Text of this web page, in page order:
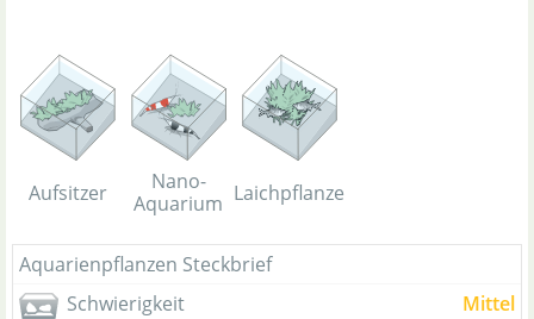
Aufsitzer
Nano-
Aquarium Laichpflanze
Aquarienpflanzen Steckbrief
Schwierigkeit
Mittel